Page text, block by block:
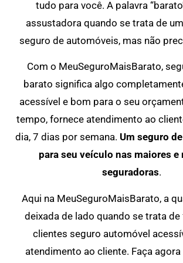
tudo para você. A palavra
assustadora quando se trata de
seguro de automóveis, mas não
Com o MeuSeguroMaisBarato,
barato significa algo
acessível e bom para o seu
tempo, fornece atendimento ao
dia, 7 dias por semana. Um seguro
para seu veículo nas maiores e
seguradoras.
Aqui na MeuSeguroMaisBarato, a
deixada de lado quando se trata
clientes seguro automóvel
atendimento ao cliente. Faça